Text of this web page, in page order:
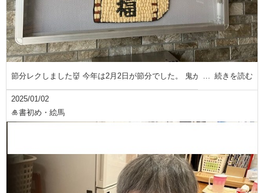
節分レクしました👹 今年は2月2日が節分でした。 鬼が 続きを読む
2025/01/02
🎍書初め・絵馬